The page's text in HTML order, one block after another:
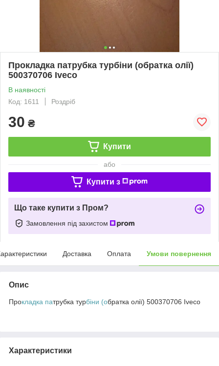
Прокладка патрубка турбіни (обратка олії)
500370706 Iveco
В наявності
Код: 1611
Роздріб
30 ₴
Купити
або
Купити з
Що таке купити з Пром?
Замовлення під захистом
Доставка Оплата Умови повернення
Опис
Прокладка патрубка турбіни (обратка олії) 500370706 Iveco
Характеристики